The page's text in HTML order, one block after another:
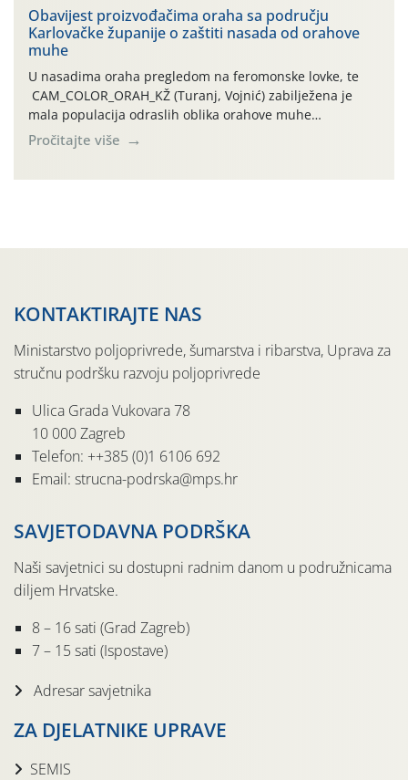
traje drugi ovogodišnji “toplinski udar”, koji naročito
izražen zadnja šest dana (31.7.-05.8.), jer najviše
temperature zraka svakodnevno […]
Obavijest proizvođačima oraha sa području
Karlovačke županije o zaštiti nasada od orahove
muhe
U nasadima oraha pregledom na feromonske lovke, te
CAM_COLOR_ORAH_KŽ (Turanj, Vojnić) zabilježena je
mala populacija odraslih oblika orahove muhe
(Rhagoletis completa). Niska brojnost može se objasniti
činjenicom da je riječ o mladim nasadima s vrlo malim
Pročitajte više
KONTAKTIRAJTE NAS
Ministarstvo poljoprivrede, šumarstva i ribarstva, Uprava za
stručnu podršku razvoju poljoprivrede
Ulica Grada Vukovara 78
10 000 Zagreb
Telefon: ++385 (0)1 6106 692
Email: strucna-podrska@mps.hr
SAVJETODAVNA PODRŠKA
Naši savjetnici su dostupni radnim danom u podružnicama
diljem Hrvatske.
8 – 16 sati (Grad Zagreb)
7 – 15 sati (Ispostave)
Adresar savjetnika
ZA DJELATNIKE UPRAVE
SEMIS